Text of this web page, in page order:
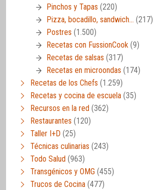
Pinchos y Tapas (220)
Pizza, bocadillo, sandwich… (217)
Postres (1.500)
Recetas con FussionCook (9)
Recetas de salsas (317)
Recetas en microondas (174)
Recetas de los Chefs (1.259)
Recetas y cocina de escuela (35)
Recursos en la red (362)
Restaurantes (120)
Taller I+D (25)
Técnicas culinarias (243)
Todo Salud (963)
Transgénicos y OMG (455)
Trucos de Cocina (477)